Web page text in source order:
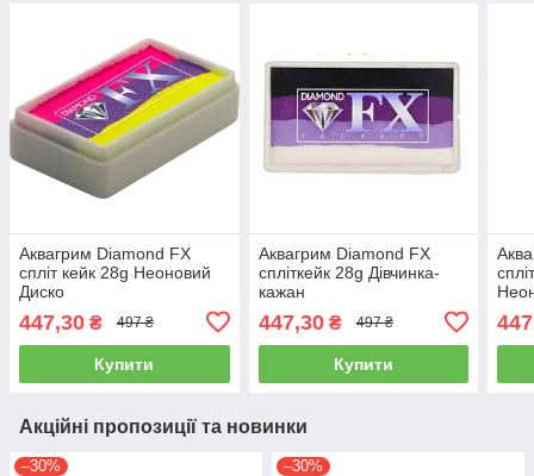
Аквагрим Diamond FX
спліт кейк 28g Неоновий
Диско
447,30 ₴ 497 ₴
Купити
Аквагрим Diamond FX
спліткейк 28g Дівчинка-
кажан
447,30₴ 497 ₴
Купити
Акційні пропозиції та новинки
–30% –30%